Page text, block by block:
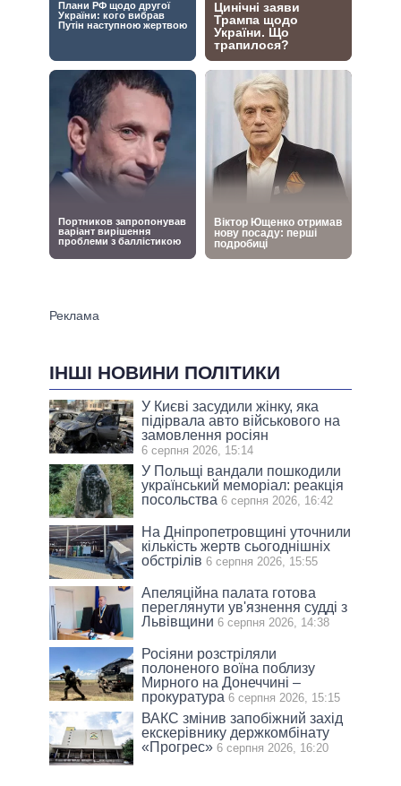
ІНШІ НОВИНИ ПОЛІТИКИ
У Києві засудили жінку, яка
підірвала авто військового на
замовлення росіян
6 серпня 2026, 15:14
У Польщі вандали пошкодили
український меморіал: реакція
посольства 6 серпня 2026, 16:42
На Дніпропетровщині уточнили
кількість жертв сьогоднішніх
обстрілів 6 серпня 2026, 15:55
Апеляційна палата готова
переглянути ув'язнення судді з
Львівщини 6 серпня 2026, 14:38
Росіяни розстріляли
полоненого воїна поблизу
Мирного на Донеччині –
прокуратура 6 серпня 2026, 15:15
ВАКС змінив запобіжний захід
екскерівнику держкомбінату
«Прогрес» 6 серпня 2026, 16:20